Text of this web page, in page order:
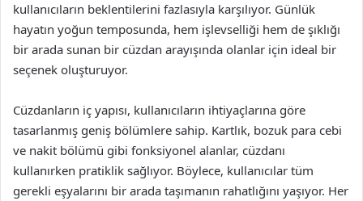
kullanıcıların beklentilerini fazlasıyla karşılıyor. Günlük
hayatın yoğun temposunda, hem işlevselliği hem de şıklığı
bir arada sunan bir cüzdan arayışında olanlar için ideal bir
seçenek oluşturuyor.
Cüzdanların iç yapısı, kullanıcıların ihtiyaçlarına göre
tasarlanmış geniş bölümlere sahip. Kartlık, bozuk para cebi
ve nakit bölümü gibi fonksiyonel alanlar, cüzdanı
kullanırken pratiklik sağlıyor. Böylece, kullanıcılar tüm
gerekli eşyalarını bir arada taşımanın rahatlığını yaşıyor. Her